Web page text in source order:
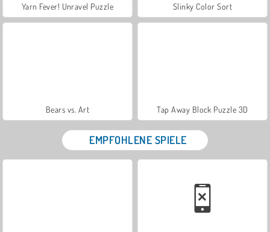
Yarn Fever! Unravel Puzzle Slinky Color Sort
Bears vs. Art Tap Away Block Puzzle 3D
EMPFOHLENE SPIELE